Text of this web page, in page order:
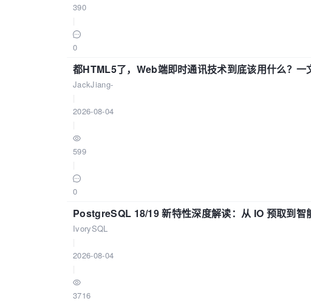
390
0
都HTML5了，Web端即时通讯技术到底该用什么？一
JackJiang-
2026-08-04
599
0
PostgreSQL 18/19 新特性深度解读：从 IO 预取到智
IvorySQL
2026-08-04
3716